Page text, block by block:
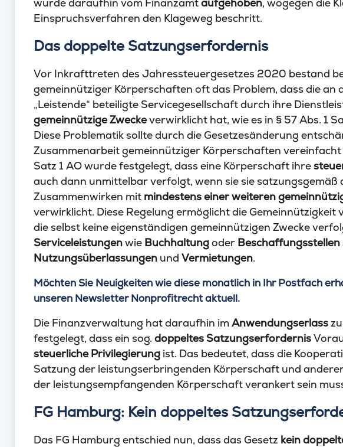
Einspruchsverfahren den Klageweg beschritt.
Das doppelte Satzungserfordernis
Vor Inkrafttreten des Jahressteuergesetzes 2020 bestand
gemeinnütziger Körperschaften oft das Problem, dass die an
„Leistende“ beteiligte Servicegesellschaft durch ihre
gemeinnützige Zweckeverwirklicht hat, wie es in § 57 Abs. 1
Diese Problematik sollte durch die Gesetzesänderung
Zusammenarbeit gemeinnütziger Körperschaften vereinfacht
Satz 1 AO wurde festgelegt, dass eine Körperschaft ihre
auch dann unmittelbar verfolgt, wenn sie sie satzungsgemäß
Zusammenwirken mit mindestens einer weiteren
verwirklicht. Diese Regelung ermöglicht die Gemeinnützigkeit
die selbst keine eigenständigen gemeinnützigen Zwecke
Serviceleistungenwie Buchhaltungoder Beschaffungsstellen
Nutzungsüberlassungen und Vermietungen.
Möchten Sie Neuigkeiten wie diese monatlich in Ihr Postfach
unseren Newsletter Nonprofitrecht aktuell.
Die Finanzverwaltung hat daraufhin im Anwendungserlass
festgelegt, dass ein sog. doppeltes Satzungserfordernis
steuerliche Privilegierung ist. Das bedeutet, dass die
Satzung der leistungserbringenden Körperschaft und
der leistungsempfangenden Körperschaft verankert sein
FG Hamburg: Kein doppeltes
Das FG Hamburg entschied nun, dass das Gesetz kein